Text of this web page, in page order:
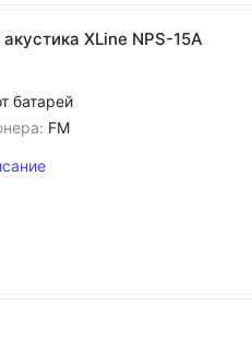
XLine NPS-15A
батарей
FM